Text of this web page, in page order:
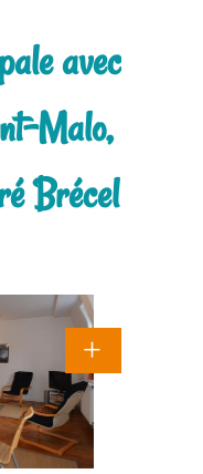
avec
Malo,
Brécel